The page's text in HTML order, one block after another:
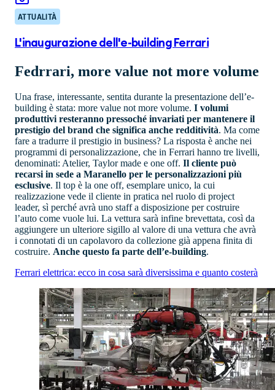
ATTUALITÀ
L'inaugurazione dell'e-building Ferrari
Fedrrari, more value not more volume
Una frase, interessante, sentita durante la presentazione dell’e-
building è stata: more value not more volume. I volumi
produttivi resteranno pressoché invariati per mantenere il
prestigio del brand che significa anche redditività. Ma come
fare a tradurre il prestigio in business? La risposta è anche nei
programmi di personalizzazione, che in Ferrari hanno tre livelli,
denominati: Atelier, Taylor made e one off. Il cliente può
recarsi in sede a Maranello per le personalizzazioni più
esclusive. Il top è la one off, esemplare unico, la cui
realizzazione vede il cliente in pratica nel ruolo di project
leader, sì perché avrà uno staff a disposizione per costruire
l’auto come vuole lui. La vettura sarà infine brevettata, così da
aggiungere un ulteriore sigillo al valore di una vettura che avrà
i connotati di un capolavoro da collezione già appena finita di
costruire. Anche questo fa parte dell’e-building.
Ferrari elettrica: ecco in cosa sarà diversissima e quanto costerà